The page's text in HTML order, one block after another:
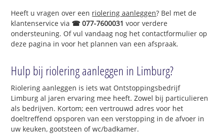
Heeft u vragen over een riolering aanleggen? Bel met de
klantenservice via ☎ 077-7600031 voor verdere
ondersteuning. Of vul vandaag nog het contactformulier op
deze pagina in voor het plannen van een afspraak.
Hulp bij riolering aanleggen in Limburg?
Riolering aanleggen is iets wat Ontstoppingsbedrijf
Limburg al jaren ervaring mee heeft. Zowel bij particulieren
als bedrijven. Kortom; een vertrouwd adres voor het
doeltreffend opsporen van een verstopping in de afvoer in
uw keuken, gootsteen of wc/badkamer.